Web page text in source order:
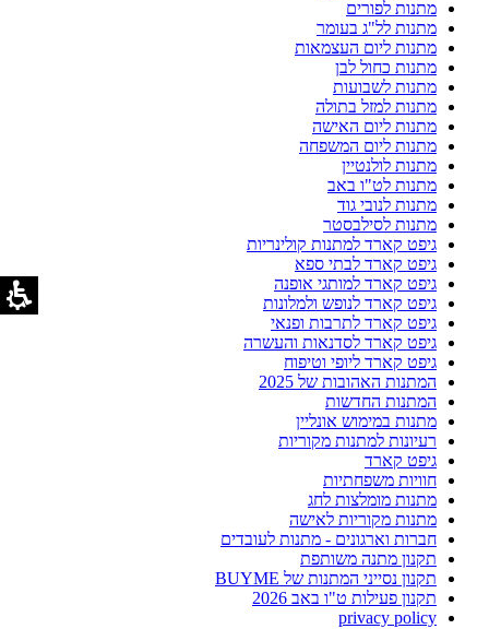
מתנות לפורים
מתנות לל"ג בעומר
מתנות ליום העצמאות
מתנות כחול לבן
מתנות לשבועות
מתנות למזל בתולה
מתנות ליום האישה
מתנות ליום המשפחה
מתנות לולנטיין
מתנות לט"ו באב
מתנות לנובי גוד
מתנות לסילבסטר
גיפט קארד למתנות קולינריות
גיפט קארד לבתי ספא
גיפט קארד למותגי אופנה
גיפט קארד לנופש ולמלונות
גיפט קארד לתרבות ופנאי
גיפט קארד לסדנאות והעשרה
גיפט קארד ליופי וטיפוח
המתנות האהובות של 2025
המתנות החדשות
מתנות במימוש אונליין
רעיונות למתנות מקוריות
גיפט קארד
חוויות משפחתיות
מתנות מומלצות לחג
מתנות מקוריות לאישה
חברות וארגונים - מתנות לעובדים
תקנון מתנה משותפת
תקנון נסייני המתנות של BUYME
תקנון פעילות ט"ו באב 2026
privacy policy